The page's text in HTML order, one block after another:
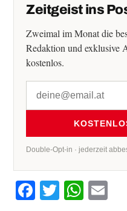
Zeitgeist ins
Zweimal im Monat die
Redaktion und exklusive
kostenlos.
Double-Opt-in · jederzeit
Facebook
Twitter